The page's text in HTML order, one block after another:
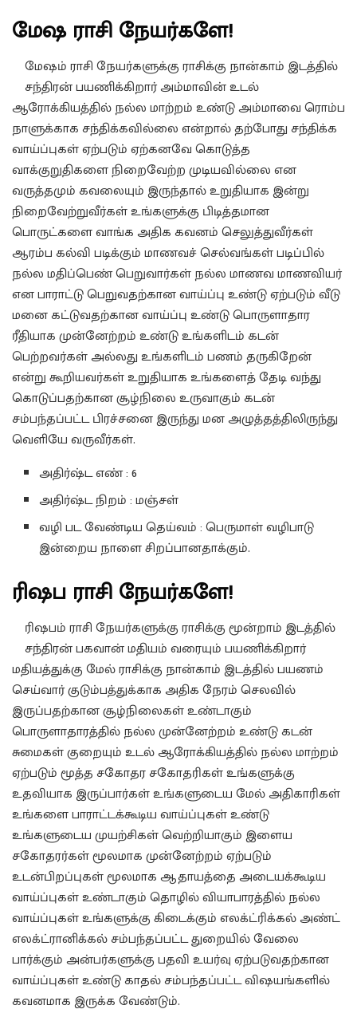
மேஷ ராசி நேயர்களே!
மேஷம் ராசி நேயர்களுக்கு ராசிக்கு நான்காம் இடத்தில்
சந்திரன் பயணிக்கிறார் அம்மாவின் உடல்
ஆரோக்கியத்தில் நல்ல மாற்றம் உண்டு அம்மாவை ரொம்ப
நாளுக்காக சந்திக்கவில்லை என்றால் தற்போது சந்திக்க
வாய்ப்புகள் ஏற்படும் ஏற்கனவே கொடுத்த
வாக்குறுதிகளை நிறைவேற்ற முடியவில்லை என
வருத்தமும் கவலையும் இருந்தால் உறுதியாக இன்று
நிறைவேற்றுவீர்கள் உங்களுக்கு பிடித்தமான
பொருட்களை வாங்க அதிக கவனம் செலுத்துவீர்கள்
ஆரம்ப கல்வி படிக்கும் மாணவச் செல்வங்கள் படிப்பில்
நல்ல மதிப்பெண் பெறுவார்கள் நல்ல மாணவ மாணவியர்
என பாராட்டு பெறுவதற்கான வாய்ப்பு உண்டு ஏற்படும் வீடு
மனை கட்டுவதற்கான வாய்ப்பு உண்டு பொருளாதார
ரீதியாக முன்னேற்றம் உண்டு உங்களிடம் கடன்
பெற்றவர்கள் அல்லது உங்களிடம் பணம் தருகிறேன்
என்று கூறியவர்கள் உறுதியாக உங்களைத் தேடி வந்து
கொடுப்பதற்கான சூழ்நிலை உருவாகும் கடன்
சம்பந்தப்பட்ட பிரச்சனை இருந்து மன அழுத்தத்திலிருந்து
வெளியே வருவீர்கள்.
அதிர்ஷ்ட எண் : 6
அதிர்ஷ்ட நிறம் : மஞ்சள்
வழி பட வேண்டிய தெய்வம் : பெருமாள் வழிபாடு
இன்றைய நாளை சிறப்பானதாக்கும்.
ரிஷப ராசி நேயர்களே!
ரிஷபம் ராசி நேயர்களுக்கு ராசிக்கு மூன்றாம் இடத்தில்
சந்திரன் பகவான் மதியம் வரையும் பயணிக்கிறார்
மதியத்துக்கு மேல் ராசிக்கு நான்காம் இடத்தில் பயணம்
செய்வார் குடும்பத்துக்காக அதிக நேரம் செலவில்
இருப்பதற்கான சூழ்நிலைகள் உண்டாகும்
பொருளாதாரத்தில் நல்ல முன்னேற்றம் உண்டு கடன்
சுமைகள் குறையும் உடல் ஆரோக்கியத்தில் நல்ல மாற்றம்
ஏற்படும் மூத்த சகோதர சகோதரிகள் உங்களுக்கு
உதவியாக இருப்பார்கள் உங்களுடைய மேல் அதிகாரிகள்
உங்களை பாராட்டக்கூடிய வாய்ப்புகள் உண்டு
உங்களுடைய முயற்சிகள் வெற்றியாகும் இளைய
சகோதரர்கள் மூலமாக முன்னேற்றம் ஏற்படும்
உடன்பிறப்புகள் மூலமாக ஆதாயத்தை அடையக்கூடிய
வாய்ப்புகள் உண்டாகும் தொழில் வியாபாரத்தில் நல்ல
வாய்ப்புகள் உங்களுக்கு கிடைக்கும் எலக்ட்ரிக்கல் அண்ட்
எலக்ட்ரானிக்கல் சம்பந்தப்பட்ட துறையில் வேலை
பார்க்கும் அன்பர்களுக்கு பதவி உயர்வு ஏற்படுவதற்கான
வாய்ப்புகள் உண்டு காதல் சம்பந்தப்பட்ட விஷயங்களில்
கவனமாக இருக்க வேண்டும்.